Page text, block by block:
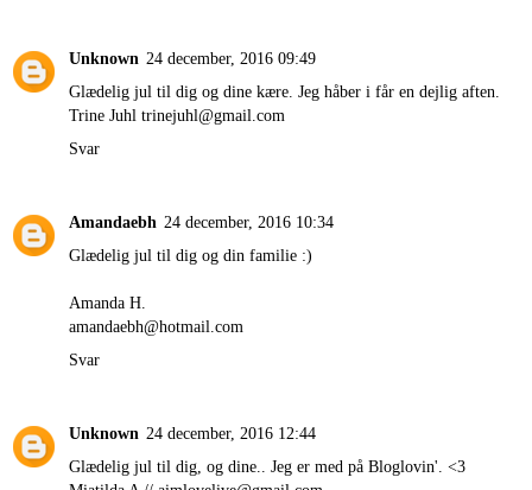
Unknown 24 december, 2016 09:49
Glædelig jul til dig og dine kære. Jeg håber i får en dejlig aften.
Trine Juhl trinejuhl@gmail.com
Svar
Amandaebh 24 december, 2016 10:34
Glædelig jul til dig og din familie :)
Amanda H.
amandaebh@hotmail.com
Svar
Unknown 24 december, 2016 12:44
Glædelig jul til dig, og dine.. Jeg er med på Bloglovin'. <3